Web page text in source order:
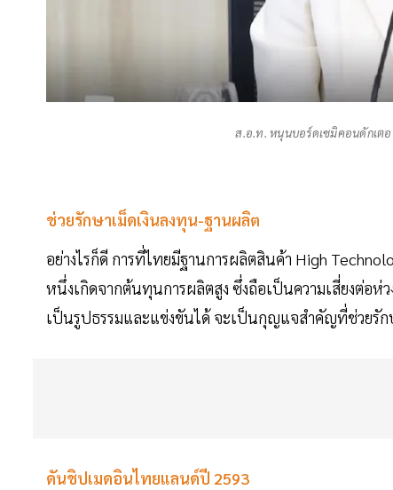
ส.อ.ท. หนุนบอร์ดเซมิคอนดักเต
ช่วยรักษาเม็ดเงินลงทุน-ฐานผลิต
อย่างไรก็ดี การที่ไทยมีฐานการผลิตสินค้า High
หนึ่งเกิดจากต้นทุนการผลิตสูง ซึ่งถือเป็นความเสี่ยงต่อห่
เป็นรูปธรรมและแข่งขันได้ จะเป็นกุญแจสำคัญที่ช่วยรั
ดันชิปเมดอินไทยแลนด์ปี 2593